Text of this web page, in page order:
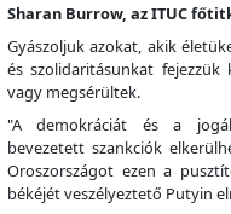
Sharan Burrow, az ITUC
Gyászoljuk azokat, akik
és szolidaritásunkat
vagy megsérültek.
"A demokráciát és a
bevezetett szankciók
Oroszországot ezen a
békéjét veszélyeztető Putyin